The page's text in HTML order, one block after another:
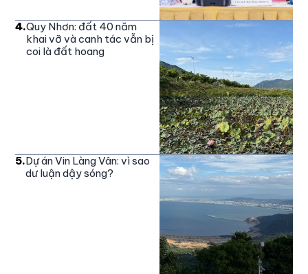
4.Quy Nhơn: đất 40 năm
khai vỡ và canh tác vẫn bị
coi là đất hoang
5.Dự án Vin Làng Vân: vì sao
dư luận dậy sóng?